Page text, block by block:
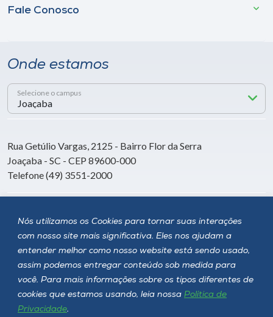
Nós utilizamos os Cookies para tornar suas interações
com nosso site mais significativa. Eles nos ajudam a
entender melhor como nosso website está sendo usado,
assim podemos entregar conteúdo sob medida para
você. Para mais informações sobre os tipos diferentes de
cookies que estamos usando, leia nossa Política de
Privacidade.
Fale Conosco
Onde estamos
Selecione o campus
Rua Getúlio Vargas, 2125 - Bairro Flor da Serra
Joaçaba - SC - CEP 89600-000
Telefone (49) 3551-2000
Siga a Unoesc